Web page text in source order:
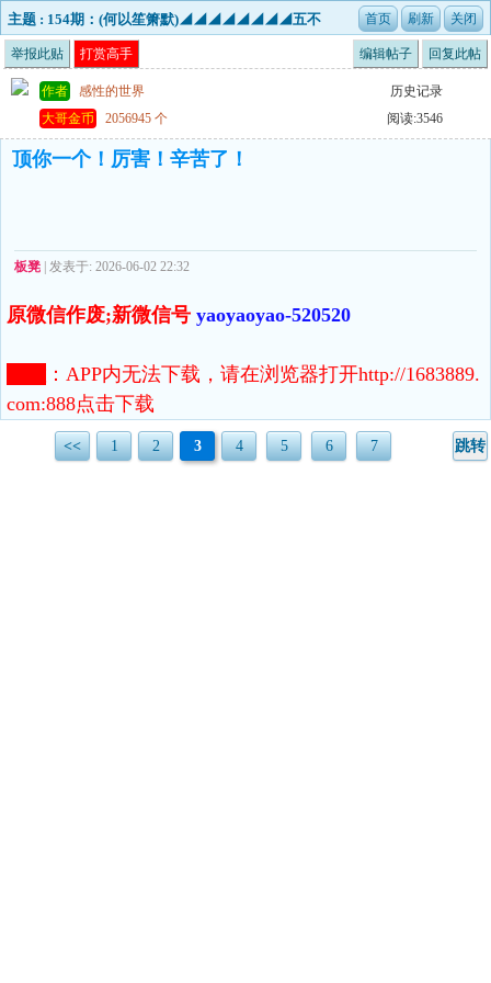
主题 : 154期：(何以笙箫默)◢◢◢◢◢◢◢◢五不
中中特☆☆☆☆☆☆☆☆☆==见证奇迹，请你来
吧。
举报此贴 打赏高手 编辑帖子 回复此帖
作者 感性的世界
历史记录
大哥金币
2056945 个 阅读:3546
顶你一个！厉害！辛苦了！
板凳 | 发表于: 2026-06-02 22:32
原微信作废;新微信号 yaoyaoyao-520520
： APP内无法下载，请在浏览器打开http://1683889.
com:888点击下载
<< 1 2 3 4 5 6 7 跳转